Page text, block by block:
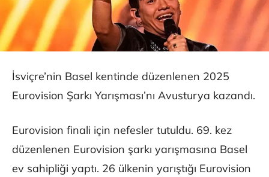
İsviçre’nin Basel kentinde düzenlenen 2025
Eurovision Şarkı Yarışması’nı Avusturya kazandı.
Eurovision finali için nefesler tutuldu. 69. kez
düzenlenen Eurovision şarkı yarışmasına Basel
ev sahipliği yaptı. 26 ülkenin yarıştığı Eurovision